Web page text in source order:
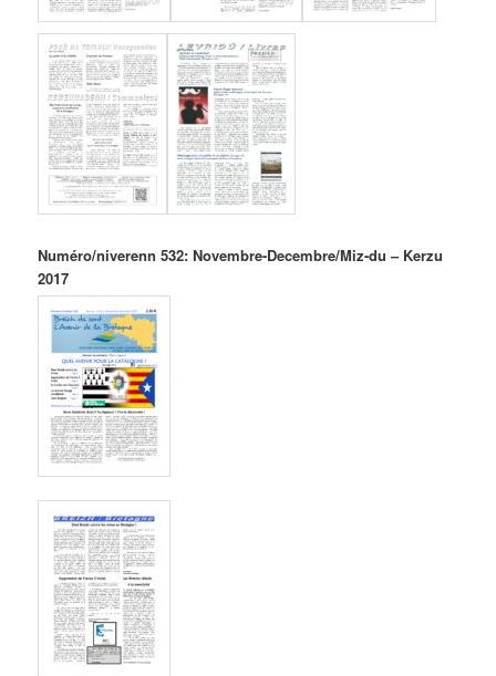
Numéro/niverenn 532: Novembre-Decembre/Miz-du – Kerzu
2017